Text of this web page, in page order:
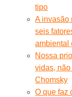
tipo
A invasão
seis
ambiental
Nossa
vidas,
Chomsky
O que faz